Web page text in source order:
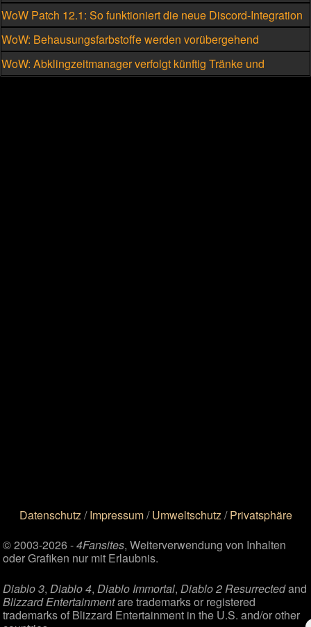
WoW Patch 12.1: So funktioniert die neue Discord-Integration
WoW: Behausungsfarbstoffe werden vorübergehend
kriegsmeutengebunden
WoW: Abklingzeitmanager verfolgt künftig Tränke und
Schmuckstücke
Datenschutz /Impressum/Umweltschutz /Privatsphäre
© 2003-2026 -4Fansites, Weiterverwendung von Inhalten
oder Grafiken nur mit Erlaubnis.
Diablo 3,Diablo 4,Diablo Immortal,Diablo 2 Resurrectedand
Blizzard Entertainmentare trademarks or registered
trademarks of Blizzard Entertainment in the U.S. and/or other